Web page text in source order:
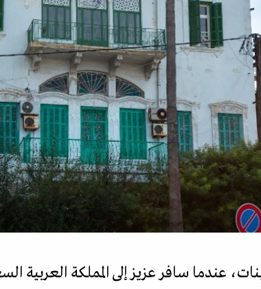
عندما سافر عزيز إلى المملكة العربية